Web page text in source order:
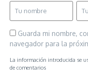
Guarda mi nombre,
navegador para la
La información introducida se
de comentarios